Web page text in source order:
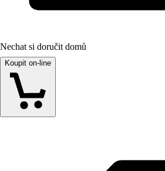
Nechat si doručit domů
Koupit on-line